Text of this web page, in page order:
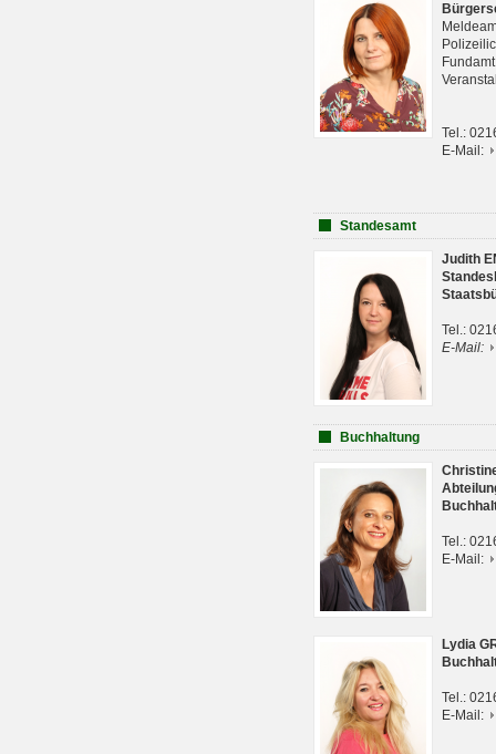
Tel.:
E-Mail:
Standesamt
Judith
Tel.:
E-Mail:
Buchhaltung
Tel.:
E-Mail:
Lydia
Tel.:
E-Mail: